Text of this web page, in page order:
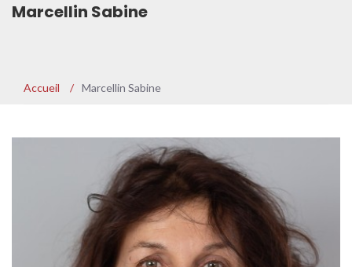
Marcellin Sabine
Accueil / Marcellin Sabine